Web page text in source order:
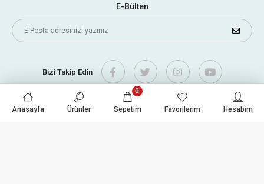
E-Bülten
Bizi Takip Edin
Anasayfa Ürünler Sepetim
0
Favorilerim Hesabım